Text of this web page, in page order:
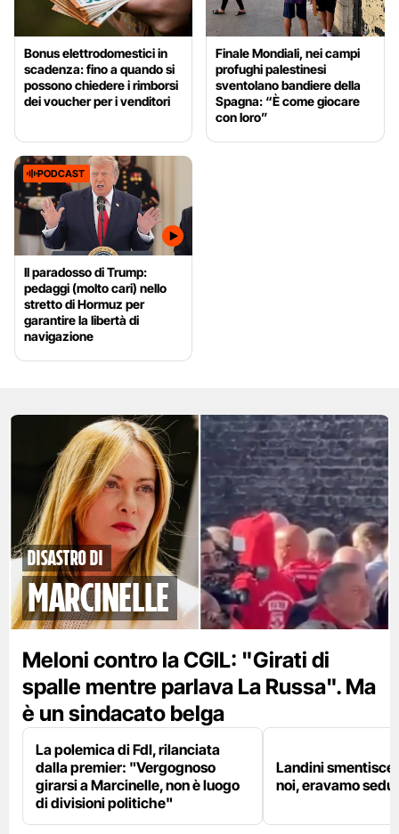
Bonus elettrodomestici in
scadenza: fino a quando si
possono chiedere i rimborsi
dei voucher per i venditori
Finale Mondiali, nei campi
profughi palestinesi
sventolano bandiere della
Spagna: “È come giocare
con loro”
PODCAST
Il paradosso di Trump:
pedaggi (molto cari) nello
stretto di Hormuz per
garantire la libertà di
navigazione
disastro di
marcinelle
Meloni contro la CGIL: "Girati di
spalle mentre parlava La Russa". Ma
è un sindacato belga
La polemica di FdI, rilanciata
dalla premier: "Vergognoso
girarsi a Marcinelle, non è luogo
di divisioni politiche"
Landini
noi, eravamo